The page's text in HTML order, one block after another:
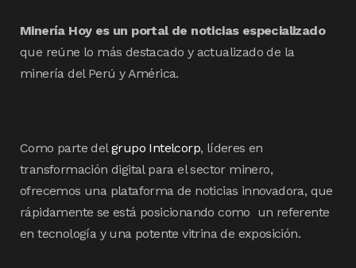
Minería Hoy es un portal de noticias especializado
que reúne lo más destacado y actualizado de la
minería del Perú y América.
Como parte delgrupo Intelcorp, líderes en
transformación digital para el sector minero,
ofrecemos una plataforma de noticias innovadora, que
rápidamente se está posicionando como un referente
en tecnología y una potente vitrina de exposición.